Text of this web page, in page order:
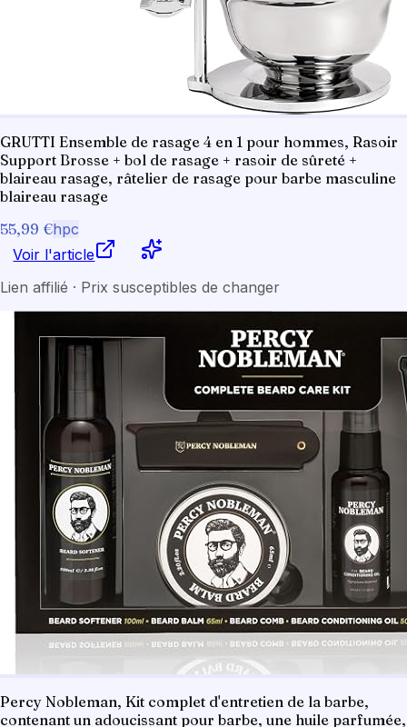
GRUTTI Ensemble de rasage 4 en 1 pour hommes, Rasoir
Support Brosse + bol de rasage + rasoir de sûreté +
blaireau rasage, râtelier de rasage pour barbe masculine
blaireau rasage
55,99 €hpc
Voir l'article
Lien affilié · Prix susceptibles de changer
Percy Nobleman, Kit complet d'entretien de la barbe,
contenant un adoucissant pour barbe, une huile parfumée,